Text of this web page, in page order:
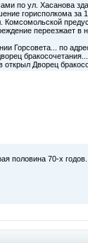
по ул. Хасанова
горисполкома
Комсомольской
переезжает в
Горсовета... по
Дворец
половина 70-х годов.